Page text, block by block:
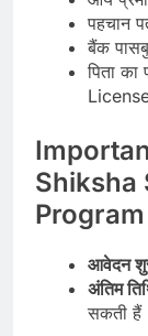
पहचान
बैंक
पिता
Shiksha
आवेदन
अंतिम
सकती हैं